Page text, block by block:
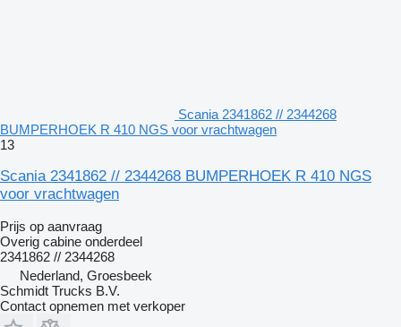
Scania 2341862 // 2344268
BUMPERHOEK R 410 NGS voor vrachtwagen
13
Scania 2341862 // 2344268 BUMPERHOEK R 410 NGS
voor vrachtwagen
Prijs op aanvraag
Overig cabine onderdeel
2341862 // 2344268
Nederland, Groesbeek
Schmidt Trucks B.V.
Contact opnemen met verkoper